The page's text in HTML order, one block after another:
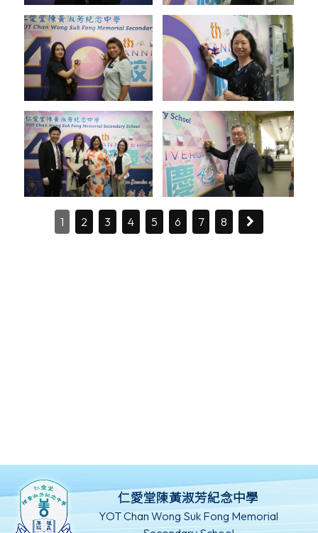
1 2 3 4 5 6 7 8
仁愛堂陳黃淑芳紀念中學
YOT Chan Wong Suk Fong Memorial